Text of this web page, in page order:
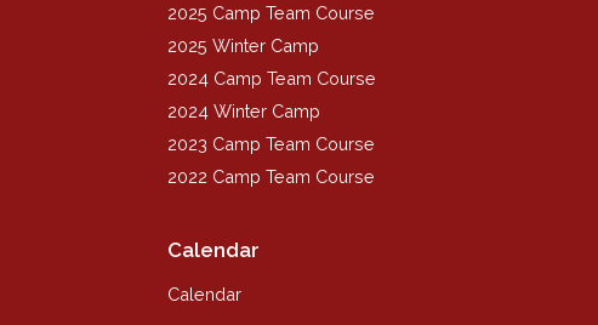
2025 Camp Team Course
2025 Winter Camp
2024 Camp Team Course
2024 Winter Camp
2023 Camp Team Course
2022 Camp Team Course
Calendar
Calendar